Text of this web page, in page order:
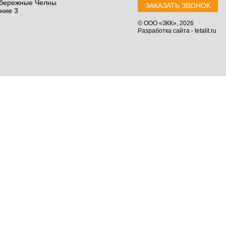
Челны
3
ЗАКАЗАТЬ ЗВОНОК
© ООО «ЗКК», 2026
Разработка сайта - tetalit.ru